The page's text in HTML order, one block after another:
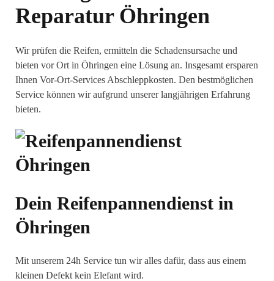
Reparatur Öhringen
Wir prüfen die Reifen, ermitteln die Schadensursache und
bieten vor Ort in Öhringen eine Lösung an. Insgesamt ersparen
Ihnen Vor-Ort-Services Abschleppkosten. Den bestmöglichen
Service können wir aufgrund unserer langjährigen Erfahrung
bieten.
Dein Reifenpannendienst in
Öhringen
Mit unserem 24h Service tun wir alles dafür, dass aus einem
kleinen Defekt kein Elefant wird.